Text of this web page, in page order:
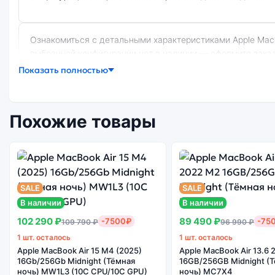
Ознакомиться с детальными характеристиками Apple MacBook Air 15 M2 (2023) 8Gb/256Gb Silver (Серебристый) (8C CPU/10C GPU) можно ниже, в разделе «Характеристики». Если
выбранной конфигурации нет в наличии — оформите
Индивидуальные
ноутбуков Apple
MacBook Air 15 M2
(2023) 8Gb/256Gb
Silver
(Серебристый)
(8C CPU/10C GPU)
Огромный выбор
цветов и моделей
Высокое
Существует не оригинальная и оригинальная версия ноутбука Apple MacBook Air 15 M2 (2023) 8Gb/256Gb Silver (Серебристый) (8C CPU/10C GPU). Мы рекомендуем выбирать
Показать полностью
Похожие товары
SALE
В наличии
102 290 ₽109 790 ₽ -7500₽
1 шт. осталось
Apple MacBook Air 15 M4 (2025)
16Gb/256Gb Midnight (Тёмная
ночь) MW1L3 (10C CPU/10C GPU)
SALE
В наличии
89 490 ₽96 990 ₽ -
1 шт. осталось
Apple MacBook Air 13.6
16GB/256GB Midnight
ночь) MC7X4